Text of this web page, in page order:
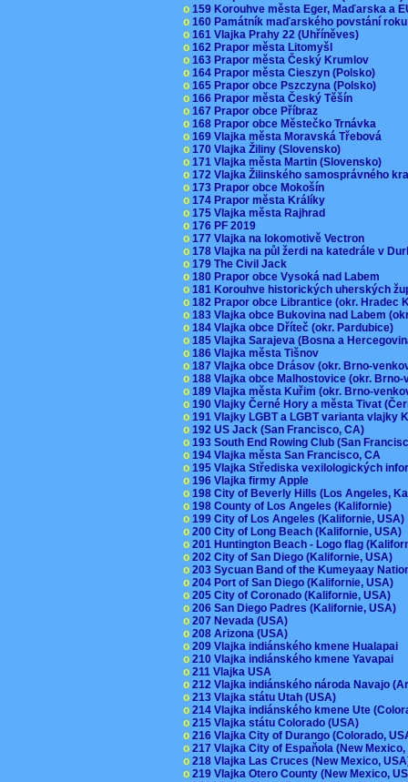
o 159 Korouhve města Eger, Maďarska a
o 160 Památník maďarského povstání
o 161 Vlajka Prahy 22 (Uhříněves)
o 162 Prapor města Litomyšl
o 163 Prapor města Český Krumlov
o 164 Prapor města Cieszyn (Polsko)
o 165 Prapor obce Pszczyna (Polsko)
o 166 Prapor města Český Těšín
o 167 Prapor obce Příbraz
o 168 Prapor obce Městečko Trnávka
o 169 Vlajka města Moravská Třebová
o 170 Vlajka Žiliny (Slovensko)
o 171 Vlajka města Martin (Slovensko)
o 172 Vlajka Žilinského samosprávného
o 173 Prapor obce Mokošín
o 174 Prapor města Králíky
o 175 Vlajka města Rajhrad
o 176 PF 2019
o 177 Vlajka na lokomotivě Vectron
o 178 Vlajka na půl žerdi na katedrále v
o 179 The Civil Jack
o 180 Prapor obce Vysoká nad Labem
o 181 Korouhve historických uherských
o 182 Prapor obce Librantice (okr. Hradec
o 183 Vlajka obce Bukovina nad Labem
o 184 Vlajka obce Dříteč (okr. Pardubice)
o 185 Vlajka Sarajeva (Bosna a
o 186 Vlajka města Tišnov
o 187 Vlajka obce Drásov (okr. Brno-
o 188 Vlajka obce Malhostovice (okr.
o 189 Vlajka města Kuřim (okr. Brno-
o 190 Vlajky Černé Hory a města Tivat
o 191 Vlajky LGBT a LGBT varianta vlajky
o 192 US Jack (San Francisco, CA)
o 193 South End Rowing Club (San
o 194 Vlajka města San Francisco, CA
o 195 Vlajka Střediska vexilologických
o 196 Vlajka firmy Apple
o 198 City of Beverly Hills (Los Angeles,
o 198 County of Los Angeles (Kalifornie)
o 199 City of Los Angeles (Kalifornie,
o 200 City of Long Beach (Kalifornie, USA)
o 201 Huntington Beach - Logo flag
o 202 City of San Diego (Kalifornie, USA)
o 203 Sycuan Band of the Kumeyaay
o 204 Port of San Diego (Kalifornie, USA)
o 205 City of Coronado (Kalifornie, USA)
o 206 San Diego Padres (Kalifornie, USA)
o 207 Nevada (USA)
o 208 Arizona (USA)
o 209 Vlajka indiánského kmene Hualapai
o 210 Vlajka indiánského kmene Yavapai
o 211 Vlajka USA
o 212 Vlajka indiánského národa Navajo
o 213 Vlajka státu Utah (USA)
o 214 Vlajka indiánského kmene Ute
o 215 Vlajka státu Colorado (USA)
o 216 Vlajka City of Durango (Colorado,
o 217 Vlajka City of Espaňola (New
o 218 Vlajka Las Cruces (New Mexico,
o 219 Vlajka Otero County (New Mexico,